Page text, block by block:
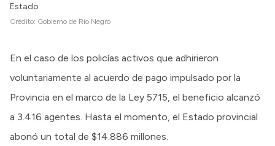
Estado
Crédito: Gobierno de Río Negro
En el caso de los policías activos que adhirieron
voluntariamente al acuerdo de pago impulsado por la
Provincia en el marco de la Ley 5715, el beneficio alcanzó
a 3.416 agentes. Hasta el momento, el Estado provincial
abonó un total de $14.886 millones.